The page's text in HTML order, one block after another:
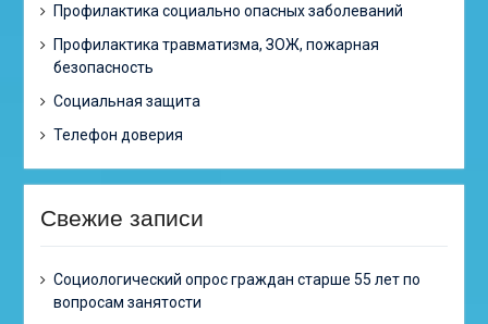
Профилактика социально опасных заболеваний
Профилактика травматизма, ЗОЖ, пожарная
безопасность
Социальная защита
Телефон доверия
Свежие записи
Cоциологический опрос граждан старше 55 лет по
вопросам занятости